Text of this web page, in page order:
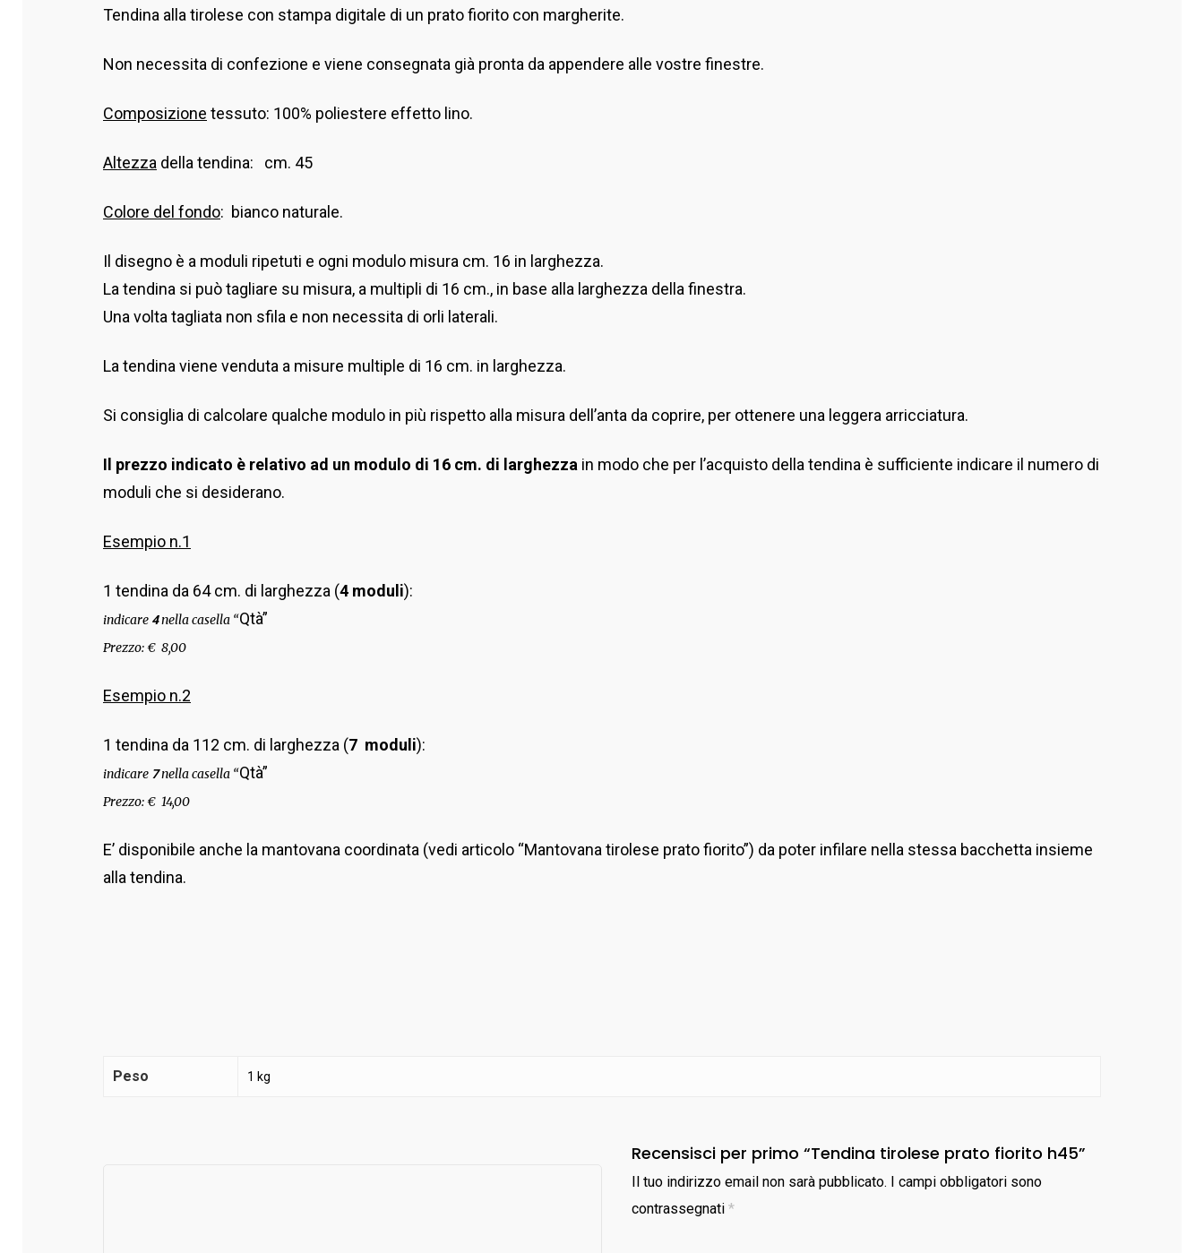
Tendina alla tirolese con stampa digitale di un prato fiorito con margherite.
Non necessita di confezione e viene consegnata già pronta da appendere alle vostre finestre.
Composizione tessuto: 100% poliestere effetto lino.
Altezza della tendina: cm. 45
Colore del fondo: bianco naturale.
Il disegno è a moduli ripetuti e ogni modulo misura cm. 16 in larghezza.
La tendina si può tagliare su misura, a multipli di 16 cm., in base alla larghezza della finestra.
Una volta tagliata non sfila e non necessita di orli laterali.
La tendina viene venduta a misure multiple di 16 cm. in larghezza.
Si consiglia di calcolare qualche modulo in più rispetto alla misura dell’anta da coprire, per ottenere una leggera arricciatura.
Il prezzo indicato è relativo ad un modulo di 16 cm. di larghezza in modo che per l’acquisto della tendina è sufficiente indicare il numero di
moduli che si desiderano.
Esempio n.1
1 tendina da 64 cm. di larghezza (4 moduli):
indicare 4nella casella “Qtà”
Prezzo: € 8,00
Esempio n.2
1 tendina da 112 cm. di larghezza (7 moduli):
indicare 7nella casella “Qtà”
Prezzo: € 14,00
E’ disponibile anche la mantovana coordinata (vedi articolo “Mantovana tirolese prato fiorito”) da poter infilare nella stessa bacchetta insieme
alla tendina.
Peso 1 kg
Recensisci per primo “Tendina tirolese prato fiorito h45”
Il tuo indirizzo email non sarà pubblicato. I campi obbligatori sono
contrassegnati*